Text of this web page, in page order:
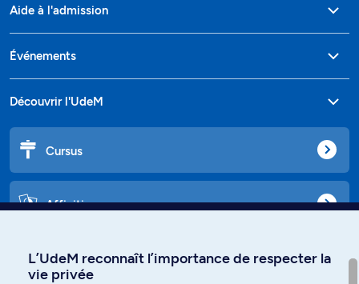
Aide à l'admission
Événements
Découvrir l'UdeM
Cursus
Affiniti
Langues
L’UdeM reconnaît l’importance de respecter la
vie privée